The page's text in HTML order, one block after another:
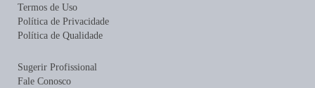
Termos de Uso
Política de Privacidade
Política de Qualidade
Sugerir Profissional
Fale Conosco